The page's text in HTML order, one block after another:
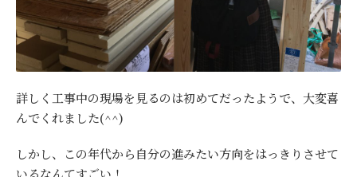
詳しく工事中の現場を見るのは初めてだったようで、大変喜
んでくれました(^^)
しかし、この年代から自分の進みたい方向をはっきりさせて
いるなんてすごい！